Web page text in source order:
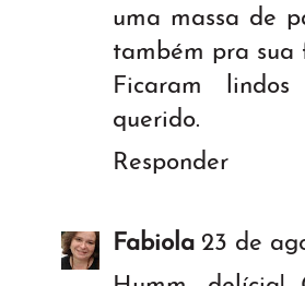
uma massa de
também pra sua
Ficaram lindos
querido.
Responder
Fabiola 23 de